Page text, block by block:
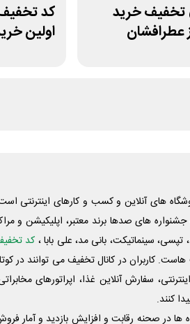
تخفیف خرید
عطرافشان
اولین
های آنلاین و کسب و‌ کارهای اینترنتی
های صدها برند معتبر، اپلیکیشن و
سینماتیکت، بانی مد، علی‌ بابا ، کد
کاربران در کانال تخفیف می توانند در
سفارش آنلاین غذا، اپراتورهای
کنند.
ها در صحنه رقابت و افزایش بازدید و آمار